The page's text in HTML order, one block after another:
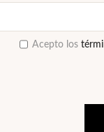
Acepto los